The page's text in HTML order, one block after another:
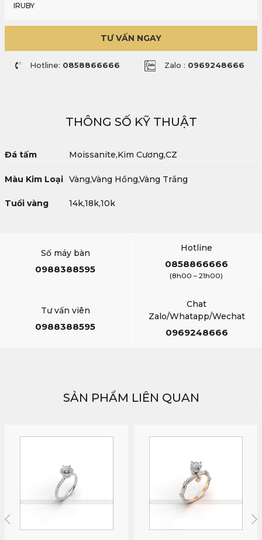
IRUBY
TƯ VẤN NGAY
Hotline: 0858866666 Zalo : 0969248666
THÔNG SỐ KỸ THUẬT
Đá tấm Moissanite,Kim Cương,CZ
Màu Kim Loại Vàng,Vàng Hồng,Vàng Trắng
Tuổi vàng 14k,18k,10k
Số máy bàn
0988388595
Hotline
0858866666
(8h00 – 21h00)
Tư vấn viên
0988388595
Chat
Zalo/Whatapp/Wechat
0969248666
SẢN PHẨM LIÊN QUAN